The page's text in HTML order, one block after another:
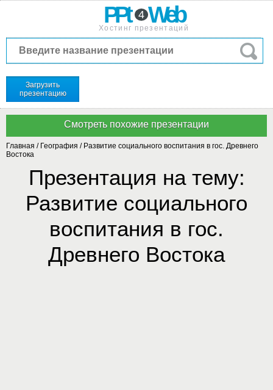
PPt 4 Web
Хостинг презентаций
Загрузить
презентацию
Главная / География / Развитие социального воспитания в гос. Древнего
Востока
Презентация на тему:
Развитие социального
воспитания в гос.
Древнего Востока